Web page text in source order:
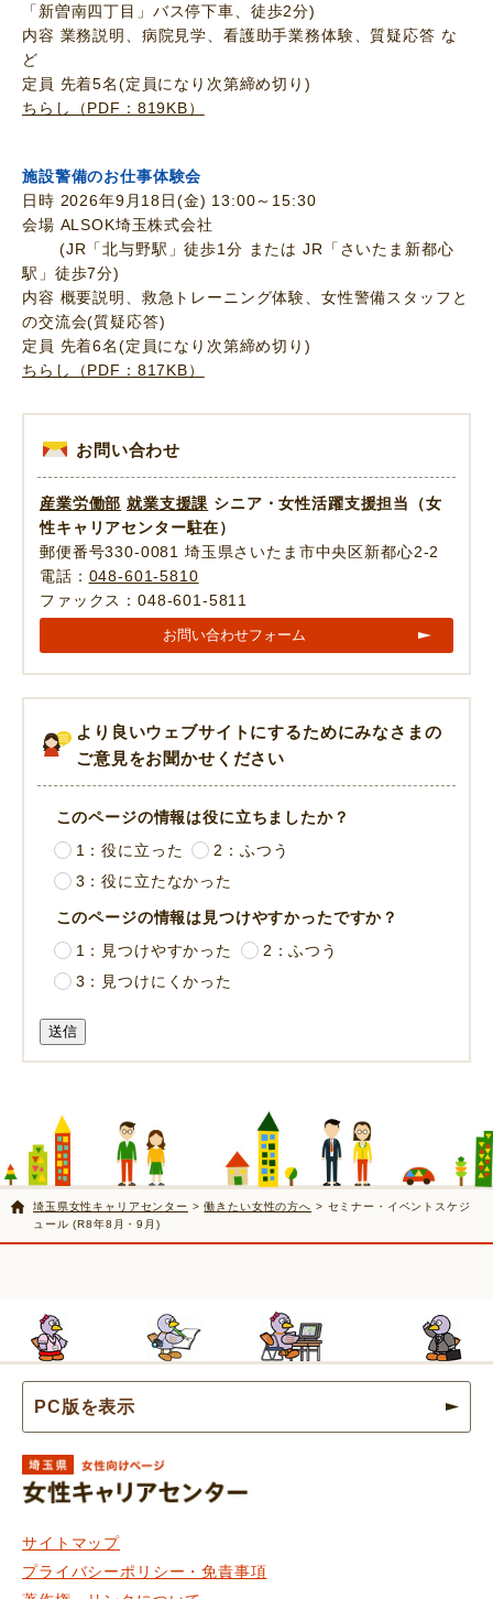
「新曽南四丁目」バス停下車、徒歩2分)
内容 業務説明、病院見学、看護助手業務体験、質疑応答 な
ど
定員 先着5名(定員になり次第締め切り)
ちらし（PDF：819KB）
施設警備のお仕事体験会
日時 2026年9月18日(金) 13:00～15:30
会場 ALSOK埼玉株式会社
(JR「北与野駅」徒歩1分 または JR「さいたま新都心
駅」徒歩7分)
内容 概要説明、救急トレーニング体験、女性警備スタッフと
の交流会(質疑応答)
定員 先着6名(定員になり次第締め切り)
ちらし（PDF：817KB）
お問い合わせ
産業労働部 就業支援課 シニア・女性活躍支援担当（女
性キャリアセンター駐在）
郵便番号330-0081 埼玉県さいたま市中央区新都心2-2
電話： 048-601-5810
ファックス：048-601-5811
お問い合わせフォーム
より良いウェブサイトにするためにみなさまの
ご意見をお聞かせください
このページの情報は役に立ちましたか？
1：役に立った
2：ふつう
3：役に立たなかった
このページの情報は見つけやすかったですか？
1：見つけやすかった
2：ふつう
3：見つけにくかった
送信
埼玉県女性キャリアセンター >働きたい女性の方へ > セミナー・イベントスケジ
ュール (R8年8月・9月)
PC版を表示
埼玉県女性キャリアセンター
サイトマップ
プライバシーポリシー・免責事項